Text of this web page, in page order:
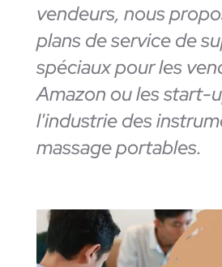
vendeurs, nous
plans de service de
spéciaux pour les
Amazon ou les start-
l'industrie des
massage portables.